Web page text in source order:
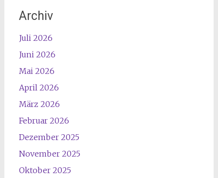
Archiv
Juli 2026
Juni 2026
Mai 2026
April 2026
März 2026
Februar 2026
Dezember 2025
November 2025
Oktober 2025